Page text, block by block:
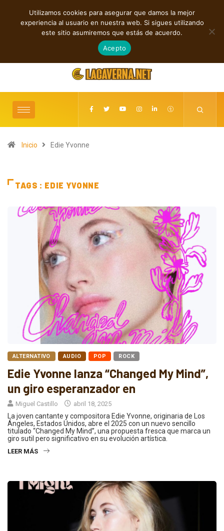
TENDENCIAS
Cuatro lanzamientos independientes entre introspección y fuerza
agosto 6, 2026
Inicio Edie Yvonne
TAGS : EDIE YVONNE
ALTERNATIVO AUDIO POP ROCK
Edie Yvonne lanza “Changed My Mind”,
un giro esperanzador en
Miguel Castillo abril 18, 2025
La joven cantante y compositora Edie Yvonne, originaria de Los
Ángeles, Estados Unidos, abre el 2025 con un nuevo sencillo
titulado “Changed My Mind”, una propuesta fresca que marca un
giro sutil pero significativo en su evolución artística.
LEER MÁS
Utilizamos cookies para asegurar que damos la mejor
experiencia al usuario en nuestra web. Si sigues utilizando
este sitio asumiremos que estás de acuerdo.
Acepto